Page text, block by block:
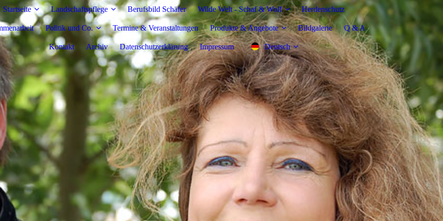
Startseite Landschaftspflege Berufsbild Schäfer Wilde Welt - Schaf & Wolf Herdenschutz
Politik und Co. Termine & Veranstaltungen Produkte & Angebote Bildgalerie Q & A
Kontakt Archiv Datenschutzerklärung Impressum Deutsch